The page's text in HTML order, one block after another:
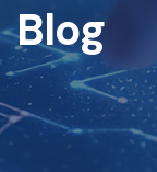
Blog